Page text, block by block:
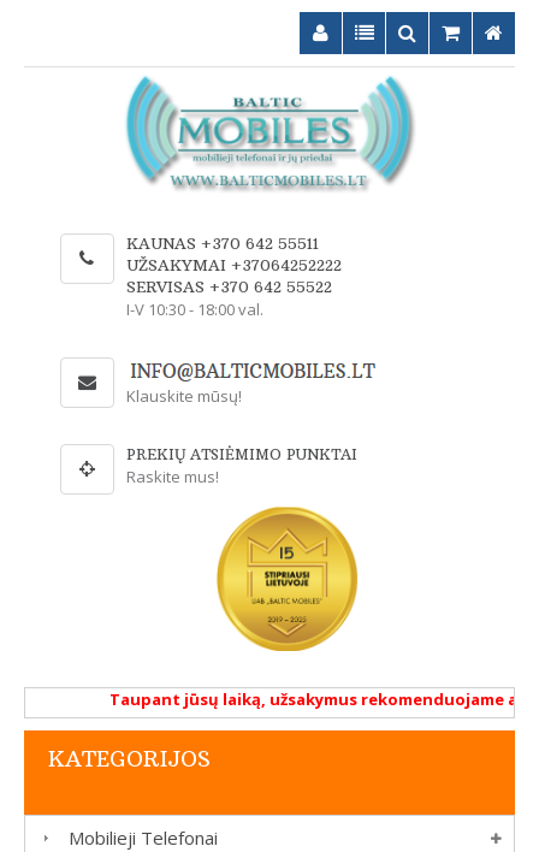
KAUNAS +370 642 55511
UŽSAKYMAI +37064252222
SERVISAS +370 642 55522
I-V 10:30 - 18:00 val.
Klauskite mūsų!
PREKIŲ ATSIĖMIMO PUNKTAI
Raskite mus!
Taupant jūsų laiką, užsakymus rekomenduojame
KATEGORIJOS
Mobilieji Telefonai